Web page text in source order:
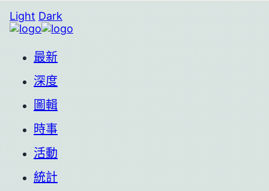
Light Dark
最新
深度
圖輯
時事
活動
統計